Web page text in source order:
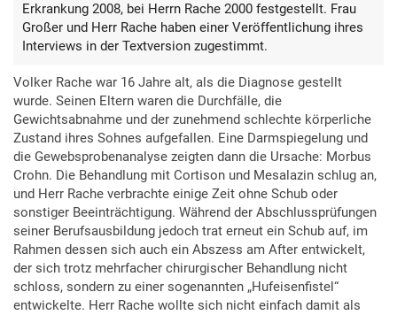
Erkrankung 2008, bei Herrn Rache 2000 festgestellt. Frau
Großer und Herr Rache haben einer Veröffentlichung ihres
Interviews in der Textversion zugestimmt.
Volker Rache war 16 Jahre alt, als die Diagnose gestellt
wurde. Seinen Eltern waren die Durchfälle, die
Gewichtsabnahme und der zunehmend schlechte körperliche
Zustand ihres Sohnes aufgefallen. Eine Darmspiegelung und
die Gewebsprobenanalyse zeigten dann die Ursache: Morbus
Crohn. Die Behandlung mit Cortison und Mesalazin schlug an,
und Herr Rache verbrachte einige Zeit ohne Schub oder
sonstiger Beeinträchtigung. Während der Abschlussprüfungen
seiner Berufsausbildung jedoch trat erneut ein Schub auf, im
Rahmen dessen sich auch ein Abszess am After entwickelt,
der sich trotz mehrfacher chirurgischer Behandlung nicht
schloss, sondern zu einer sogenannten „Hufeisenfistel“
entwickelte. Herr Rache wollte sich nicht einfach damit als